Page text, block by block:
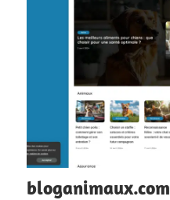
bloganimaux.com